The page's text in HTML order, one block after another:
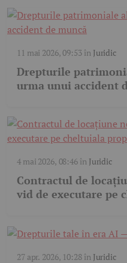
11 mai 2026, 09:53în Juridic
Drepturile
urma unui accident
4 mai 2026, 08:46în Juridic
Contractul de
vid de executare
27 apr. 2026, 10:28în Juridic